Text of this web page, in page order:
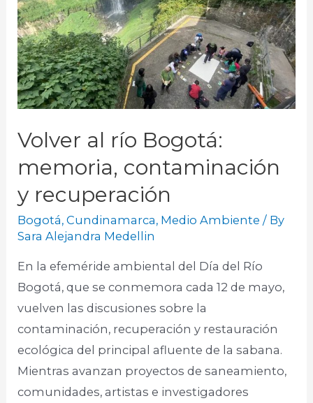
Volver al río Bogotá:
memoria, contaminación
y recuperación
Bogotá,Cundinamarca, Medio Ambiente / By
Sara Alejandra Medellin
En la efeméride ambiental del Día del Río
Bogotá, que se conmemora cada 12 de mayo,
vuelven las discusiones sobre la
contaminación, recuperación y restauración
ecológica del principal afluente de la sabana.
Mientras avanzan proyectos de saneamiento,
comunidades, artistas e investigadores